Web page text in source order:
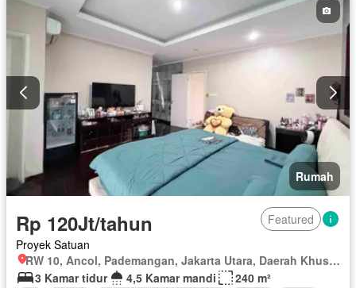
Rumah
Rp 120Jt/tahun
Featured
Proyek Satuan
RW 10, Ancol, Pademangan, Jakarta Utara, Daerah Khusus Ibukota Jakarta
3 Kamar tidur
4,5 Kamar mandi
240 m²